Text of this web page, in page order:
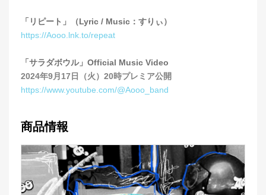
「リピート」（Lyric / Music：すりぃ）
https://Aooo.lnk.to/repeat
「サラダボウル」Official Music Video
2024年9月17日（火）20時プレミア公開
https://www.youtube.com/@Aooo_band
商品情報